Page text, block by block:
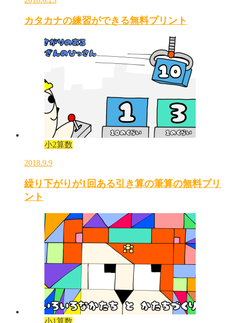
カタカナの練習ができる無料プリント
小2算数
2018.9.9
繰り下がりが1回ある引き算の筆算の無料プリ
ント
小1算数